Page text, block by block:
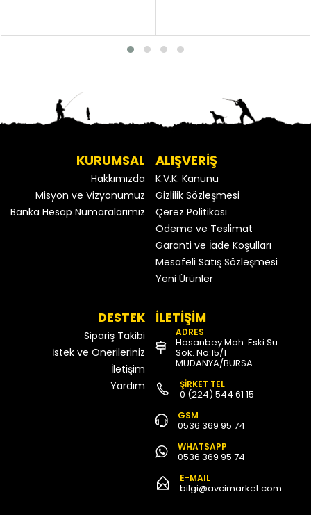
KURUMSAL
Hakkımızda
Misyon ve Vizyonumuz
Banka Hesap Numaralarımız
ALIŞVERİŞ
K.V.K. Kanunu
Gizlilik Sözleşmesi
Çerez Politikası
Ödeme ve Teslimat
Garanti ve İade Koşulları
Mesafeli Satış Sözleşmesi
Yeni Ürünler
DESTEK
Sipariş Takibi
İstek ve Önerileriniz
İletişim
Yardım
İLETİŞİM
ADRES
Hasanbey Mah. Eski Su
Sok. No:15/1
MUDANYA/BURSA
ŞİRKET TEL
0 (224) 544 61 15
GSM
0536 369 95 74
WHATSAPP
0536 369 95 74
E-MAIL
bilgi@avcimarket.com